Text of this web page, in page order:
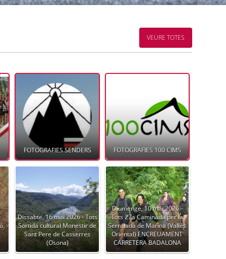
VEURE TOTES
FOTOGRAFIES SENDERS FOTOGRAFIES 100 CIMS
Dissabte, 16 mai 2026 - Tots
Sortida cultural Monestir de
Sant Pere de Casserres
(Osona)
Diumenge, 10 mai 2026 -
Tots 27a Caminada per la
Serralada de Marina (Vallès
Oriental) ENCREUAMENT
CARRETERA BADALONA